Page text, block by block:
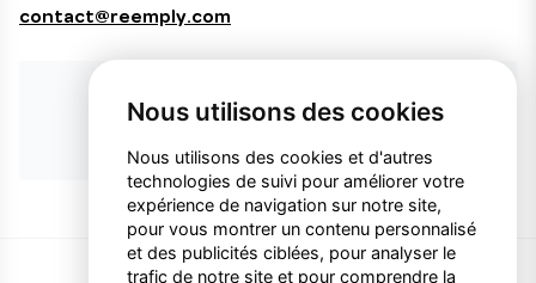
Nous utilisons des cookies
Nous utilisons des cookies et d'autres
technologies de suivi pour améliorer votre
expérience de navigation sur notre site,
pour vous montrer un contenu personnalisé
et des publicités ciblées, pour analyser le
trafic de notre site et pour comprendre la
contact@reemply.com